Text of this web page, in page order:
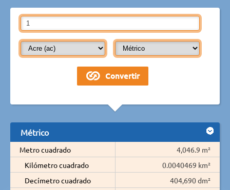
Métrico
Metro cuadrado
4,046.9 m²
Kilómetro cuadrado
0.0040469 km²
Decímetro cuadrado
404,690 dm²